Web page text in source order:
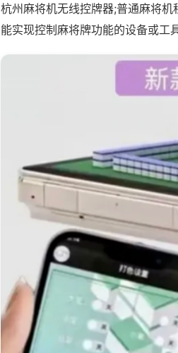
杭州麻将机无线控牌器;普通麻将
能实现控制麻将牌功能的设备或工具